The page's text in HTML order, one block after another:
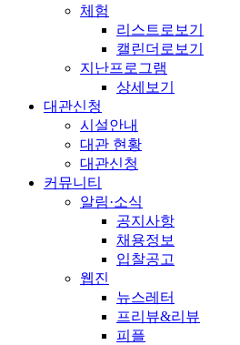
체험
리스트로보기
캘린더로보기
지난프로그램
상세보기
대관신청
시설안내
대관 현황
대관신청
커뮤니티
알림·소식
공지사항
채용정보
입찰공고
웹진
뉴스레터
프리뷰&리뷰
피플